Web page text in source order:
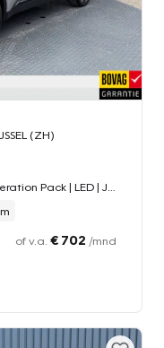
(ZH)
of v.a. € 702 /mnd